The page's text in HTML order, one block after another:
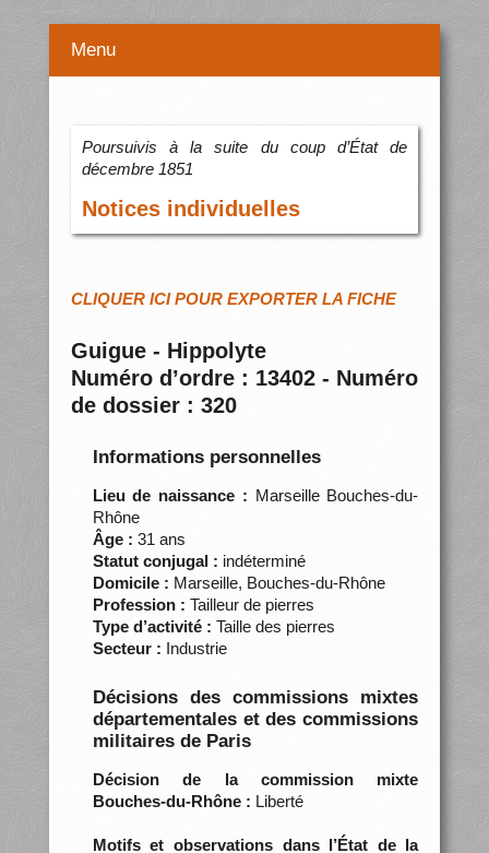
Menu
Poursuivis à la suite du coup d’État de
décembre 1851
Notices individuelles
CLIQUER ICI POUR EXPORTER LA FICHE
Guigue - Hippolyte
Numéro d’ordre : 13402 - Numéro
de dossier : 320
Informations personnelles
Lieu de naissance : Marseille Bouches-du-
Rhône
Âge : 31 ans
Statut conjugal : indéterminé
Domicile : Marseille, Bouches-du-Rhône
Profession : Tailleur de pierres
Type d’activité : Taille des pierres
Secteur : Industrie
Décisions des commissions mixtes
départementales et des commissions
militaires de Paris
Décision de la commission mixte
Bouches-du-Rhône : Liberté
Motifs et observations dans l’État de la